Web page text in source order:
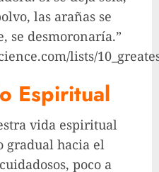
las arañas se
se desmoronaría.”
lists/
Espiritual
vida espiritual
gradual hacia el
poco a